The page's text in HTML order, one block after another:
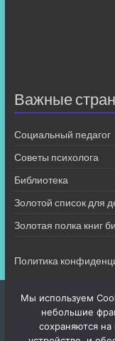
Важные
Социальный педагог
Советы психолога
Библиотека
Золотой список для
Золотая полка книг
Политика
Мы используем
небольшие
сохраняются